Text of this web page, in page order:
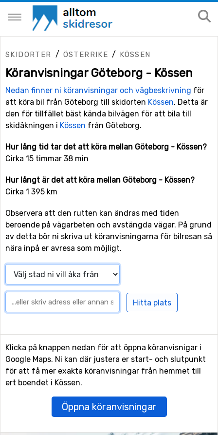
SKIDORTER / ÖSTERRIKE / KÖSSEN
Köranvisningar Göteborg - Kössen
Nedan finner ni köranvisningar och vägbeskrivning för
att köra bil från Göteborg till skidorten Kössen. Detta är
den för tillfället bäst kända bilvägen för att bila till
skidåkningen i Kössen från Göteborg.
Hur lång tid tar det att köra mellan Göteborg - Kössen?
Cirka 15 timmar 38 min
Hur långt är det att köra mellan Göteborg - Kössen?
Cirka 1 395 km
Observera att den rutten kan ändras med tiden
beroende på vägarbeten och avstängda vägar. På grund
av detta bör ni skriva ut köranvisningarna för bilresan så
nära inpå er avresa som möjligt.
Klicka på knappen nedan för att öppna köranvisnigar i
Google Maps. Ni kan där justera er start- och slutpunkt
för att få mer exakta köranvisningar från hemmet till
ert boendet i Kössen.
Öppna köranvisningar